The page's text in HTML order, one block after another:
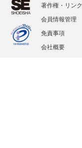
著作権・リンク
会員情報管理
免責事項
会社概要